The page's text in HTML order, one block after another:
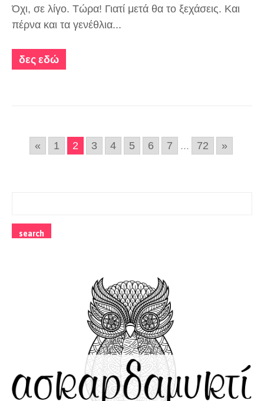
Όχι, σε λίγο. Τώρα! Γιατί μετά θα το ξεχάσεις. Και
πέρνα και τα γενέθλια...
δες εδώ
« 1 2 3 4 5 6 7 ... 72 »